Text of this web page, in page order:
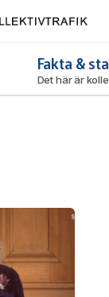
Fakta &
Det här är